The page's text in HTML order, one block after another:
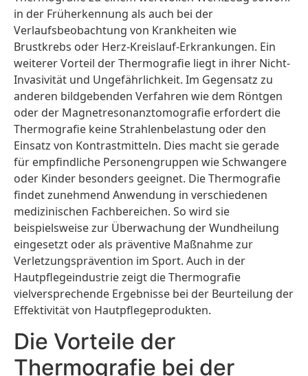
in der Früherkennung als auch bei der
Verlaufsbeobachtung von Krankheiten wie
Brustkrebs oder Herz-Kreislauf-Erkrankungen. Ein
weiterer Vorteil der Thermografie liegt in ihrer Nicht-
Invasivität und Ungefährlichkeit. Im Gegensatz zu
anderen bildgebenden Verfahren wie dem Röntgen
oder der Magnetresonanztomografie erfordert die
Thermografie keine Strahlenbelastung oder den
Einsatz von Kontrastmitteln. Dies macht sie gerade
für empfindliche Personengruppen wie Schwangere
oder Kinder besonders geeignet. Die Thermografie
findet zunehmend Anwendung in verschiedenen
medizinischen Fachbereichen. So wird sie
beispielsweise zur Überwachung der Wundheilung
eingesetzt oder als präventive Maßnahme zur
Verletzungsprävention im Sport. Auch in der
Hautpflegeindustrie zeigt die Thermografie
vielversprechende Ergebnisse bei der Beurteilung der
Effektivität von Hautpflegeprodukten.
Die Vorteile der
Thermografie bei der